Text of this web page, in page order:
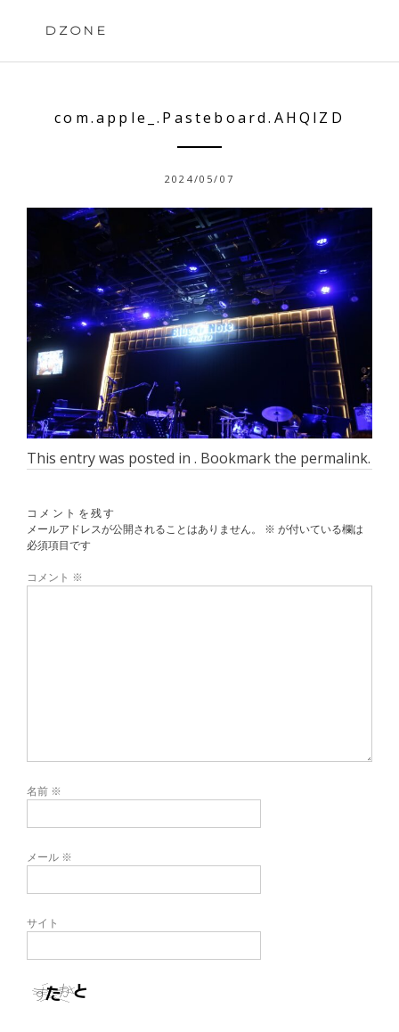
DZONE
com.apple_.Pasteboard.AHQlZD
2024/05/07
This entry was posted in . Bookmark the permalink.
コメントを残す
メールアドレスが公開されることはありません。
※ が付いている欄は
必須項目です
コメント ※
名前 ※
メール ※
サイト